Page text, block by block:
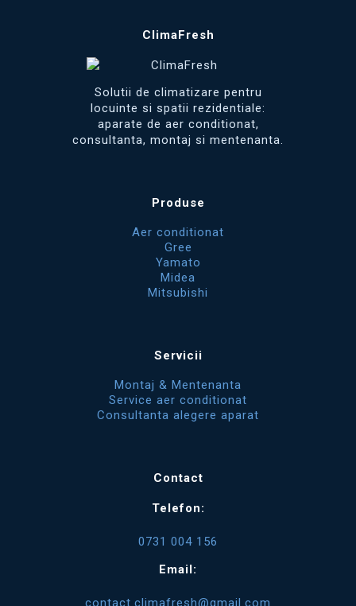
ClimaFresh
Solutii de climatizare pentru
locuinte si spatii rezidentiale:
aparate de aer conditionat,
consultanta, montaj si mentenanta.
Produse
Aer conditionat
Gree
Yamato
Midea
Mitsubishi
Servicii
Montaj & Mentenanta
Service aer conditionat
Consultanta alegere aparat
Contact
Telefon:
0731 004 156
Email:
contact.climafresh@gmail.com